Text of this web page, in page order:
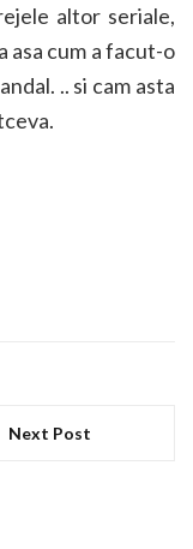
altor seriale,
asa cum a facut-o
.. si cam asta
Next Post